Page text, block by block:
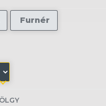
Furnér